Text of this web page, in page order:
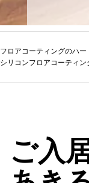
フロアコーティングのハー
シリコンフロアコーティン
ご入